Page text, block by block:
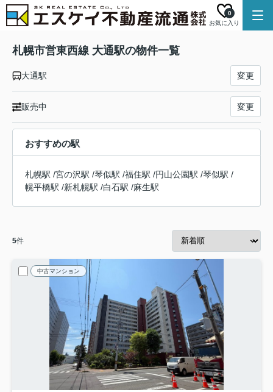
お気に入り
0
札幌市営東西線 大通駅の物件一覧
大通駅 変更
販売中 変更
おすすめの駅
札幌駅 /宮の沢駅 /琴似駅 /福住駅 /円山公園駅 /琴似駅 /
幌平橋駅 /新札幌駅 /白石駅 /麻生駅
5件
中古マンション